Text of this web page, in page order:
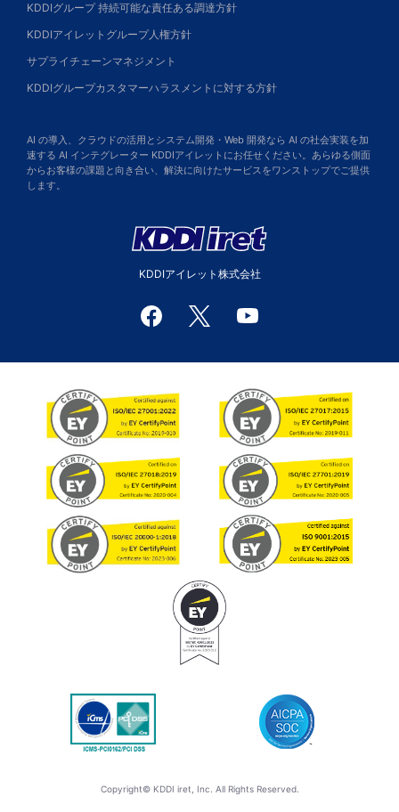
KDDIグループ 持続可能な責任ある調達方針
KDDIアイレットグループ人権方針
サプライチェーンマネジメント
KDDIグループカスタマーハラスメントに対する方針
AI の導入、クラウドの活用とシステム開発・Web 開発なら AI の社会実装を加
速する AI インテグレーター KDDIアイレットにお任せください。あらゆる側面
からお客様の課題と向き合い、解決に向けたサービスをワンストップでご提供
します。
KDDIアイレット株式会社
Copyright© KDDI iret, Inc. All Rights Reserved.